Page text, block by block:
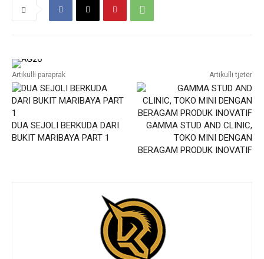
Artikulli paraprak
DUA SEJOLI BERKUDA DARI
BUKIT MARIBAYA PART 1
Artikulli tjetër
GAMMA STUD AND CLINIC,
TOKO MINI DENGAN
BERAGAM PRODUK INOVATIF